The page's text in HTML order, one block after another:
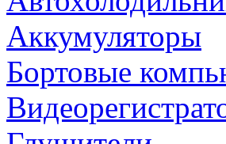
Аккумуляторы
Бортовые